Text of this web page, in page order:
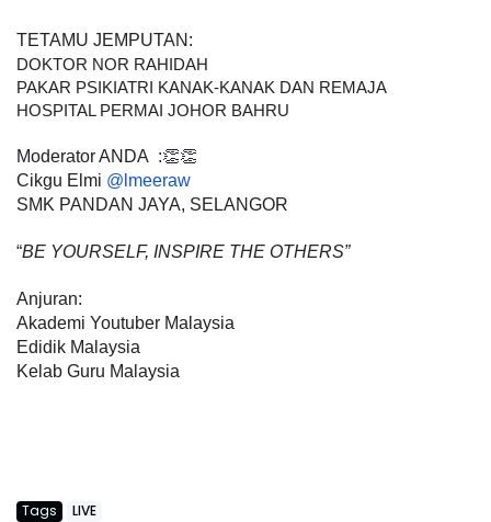
TETAMU JEMPUTAN:
DOKTOR NOR RAHIDAH
PAKAR PSIKIATRI KANAK-KANAK DAN REMAJA
HOSPITAL PERMAI JOHOR BAHRU
Moderator ANDA  :👏👏
Cikgu Elmi @lmeeraw
SMK PANDAN JAYA, SELANGOR
“BE YOURSELF, INSPIRE THE OTHERS”
Anjuran:
Akademi Youtuber Malaysia
Edidik Malaysia
Kelab Guru Malaysia
Tags LIVE